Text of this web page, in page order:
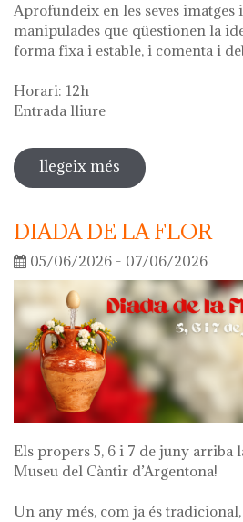
Aprofundeix en les seves
manipulades que qüestionen la
forma fixa i estable, i comenta i
Horari: 12h
Entrada lliure
llegeix més sobre visita
que queda de mi'
DIADA DE LA FLOR
05/06/2026 - 07/06/2026
Els propers 5, 6 i 7 de juny arriba
Museu del Càntir d’Argentona!
Un any més, com ja és